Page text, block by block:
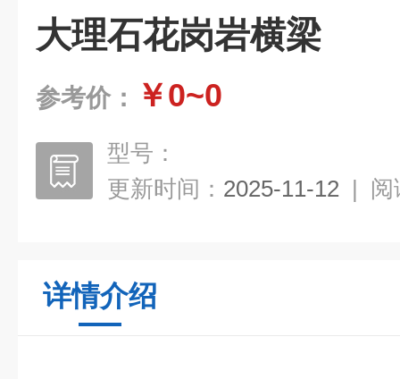
大理石花岗岩横梁
参考价： ￥0~0
型号：
更新时间： 2025-11-12 | 阅
详情介绍